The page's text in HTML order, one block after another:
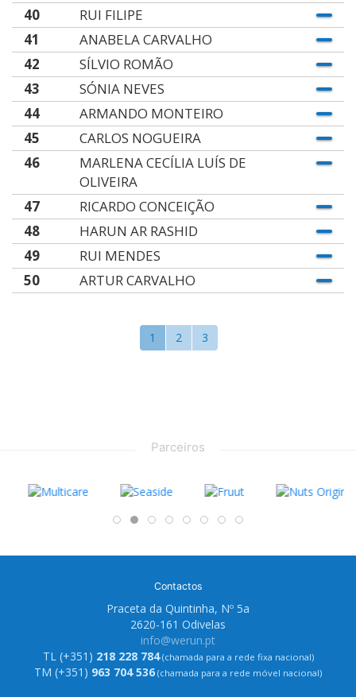
40
RUI FILIPE
41
ANABELA CARVALHO
42
SÍLVIO ROMÃO
43
SÓNIA NEVES
44
ARMANDO MONTEIRO
45
CARLOS NOGUEIRA
46
MARLENA CECÍLIA LUÍS DE
OLIVEIRA
47
RICARDO CONCEIÇÃO
48
HARUN AR RASHID
49
RUI MENDES
50
ARTUR CARVALHO
1 2 3
Parceiros
Contactos
Praceta da Quintinha, Nº 5a
2620-161 Odivelas
info@werun.pt
TL (+351) 218 228 784(chamada para a rede fixa nacional)
TM (+351) 963 704 536 (chamada para a rede móvel nacional)